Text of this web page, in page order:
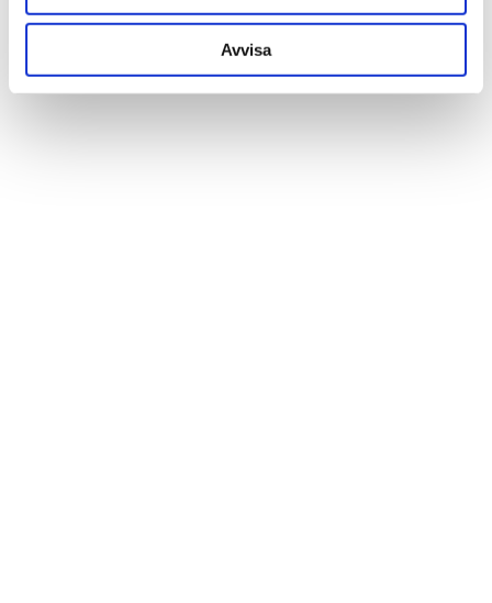
Avvisa